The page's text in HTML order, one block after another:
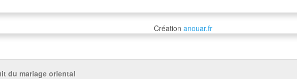
Création anouar.fr
du mariage oriental